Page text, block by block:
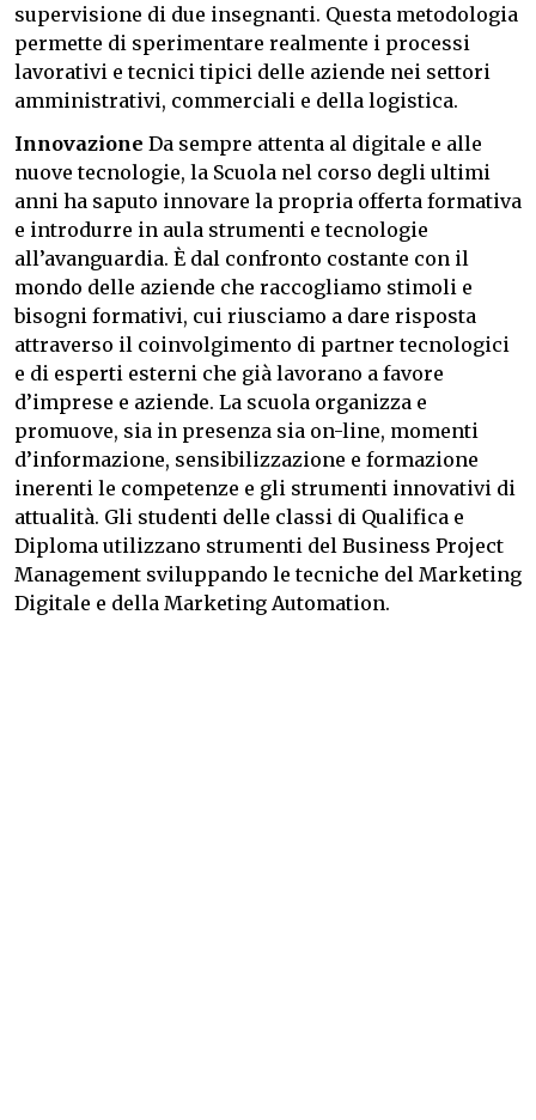
supervisione di due insegnanti. Questa metodologia
permette di sperimentare realmente i processi
lavorativi e tecnici tipici delle aziende nei settori
amministrativi, commerciali e della logistica.
Innovazione Da sempre attenta al digitale e alle
nuove tecnologie, la Scuola nel corso degli ultimi
anni ha saputo innovare la propria offerta formativa
e introdurre in aula strumenti e tecnologie
all’avanguardia. È dal confronto costante con il
mondo delle aziende che raccogliamo stimoli e
bisogni formativi, cui riusciamo a dare risposta
attraverso il coinvolgimento di partner tecnologici
e di esperti esterni che già lavorano a favore
d’imprese e aziende. La scuola organizza e
promuove, sia in presenza sia on-line, momenti
d’informazione, sensibilizzazione e formazione
inerenti le competenze e gli strumenti innovativi di
attualità. Gli studenti delle classi di Qualifica e
Diploma utilizzano strumenti del Business Project
Management sviluppando le tecniche del Marketing
Digitale e della Marketing Automation.